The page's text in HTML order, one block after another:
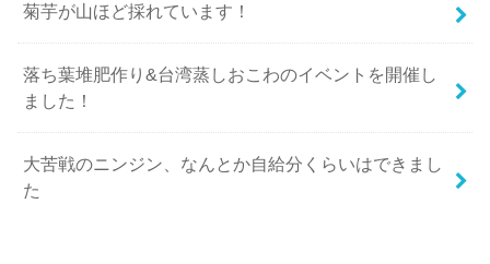
菊芋が山ほど採れています！
落ち葉堆肥作り&台湾蒸しおこわのイベントを開催し
ました！
大苦戦のニンジン、なんとか自給分くらいはできまし
た